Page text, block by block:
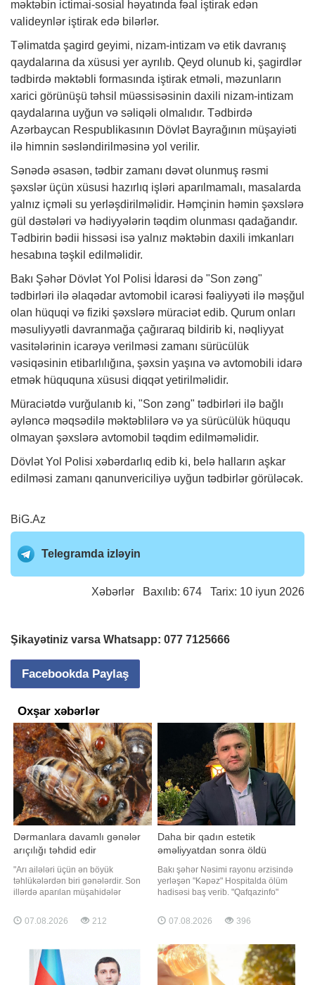
məktəbin ictimai-sosial həyatında fəal iştirak edən
valideynlər iştirak edə bilərlər.
Təlimatda şagird geyimi, nizam-intizam və etik davranış
qaydalarına da xüsusi yer ayrılıb. Qeyd olunub ki, şagirdlər
tədbirdə məktəbli formasında iştirak etməli, məzunların
xarici görünüşü təhsil müəssisəsinin daxili nizam-intizam
qaydalarına uyğun və səliqəli olmalıdır. Tədbirdə
Azərbaycan Respublikasının Dövlət Bayrağının müşayiəti
ilə himnin səsləndirilməsinə yol verilir.
Sənədə əsasən, tədbir zamanı dəvət olunmuş rəsmi
şəxslər üçün xüsusi hazırlıq işləri aparılmamalı, masalarda
yalnız içməli su yerləşdirilməlidir. Həmçinin həmin şəxslərə
gül dəstələri və hədiyyələrin təqdim olunması qadağandır.
Tədbirin bədii hissəsi isə yalnız məktəbin daxili imkanları
hesabına təşkil edilməlidir.
Bakı Şəhər Dövlət Yol Polisi İdarəsi də "Son zəng"
tədbirləri ilə əlaqədar avtomobil icarəsi fəaliyyəti ilə məşğul
olan hüquqi və fiziki şəxslərə müraciət edib. Qurum onları
məsuliyyətli davranmağa çağıraraq bildirib ki, nəqliyyat
vasitələrinin icarəyə verilməsi zamanı sürücülük
vəsiqəsinin etibarlılığına, şəxsin yaşına və avtomobili idarə
etmək hüququna xüsusi diqqət yetirilməlidir.
Müraciətdə vurğulanıb ki, "Son zəng" tədbirləri ilə bağlı
əyləncə məqsədilə məktəblilərə və ya sürücülük hüququ
olmayan şəxslərə avtomobil təqdim edilməməlidir.
Dövlət Yol Polisi xəbərdarlıq edib ki, belə halların aşkar
edilməsi zamanı qanunvericiliyə uyğun tədbirlər görüləcək.
BiG.Az
Telegramda izləyin
Xəbərlər Baxılıb: 674 Tarix: 10 iyun 2026
Şikayətiniz varsa Whatsapp: 077 7125666
Facebookda Paylaş
Oxşar xəbərlər
Dərmanlara davamlı gənələr
arıçılığı təhdid edir
"Arı ailələri üçün ən böyük
təhlükələrdən biri gənələrdir. Son
illərdə aparılan müşahidələr
edən bəzi gənələr istifadə olunan
dərmanlara qarşı davamlılıq
sonra onların sayı arzu olunan
səviyyəyə enmir və qısa müddətdə
yenidən çoxalır"
07.08.2026 212
Daha bir qadın estetik
əməliyyatdan sonra öldü
Bakı şəhər Nəsimi rayonu ərzisində
yerləşən "Kəpəz" Hospitalda ölüm
hadisəsi baş verib. "Qafqazinfo"
olan Türkiyə əsilli Tulin Turp dünən
tibb müəssisəsində keçirdiyi plastik
Bildirilib ki, Tulin Turp klinikada
esteti
07.08.2026 396